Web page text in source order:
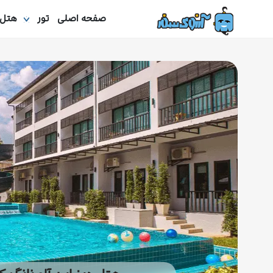
صفحه اصلی تور هتل